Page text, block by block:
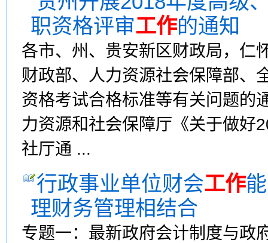
职资格评审工作的通知
各市、州、贵安新区财政局，仁
财政部、人力资源社会保障部、
资格考试合格标准等有关问题的
力资源和社会保障厅《关于做好
社厅通 ...
行政事业单位财会工作
理财务管理相结合
专题一：最新政府会计制度与政